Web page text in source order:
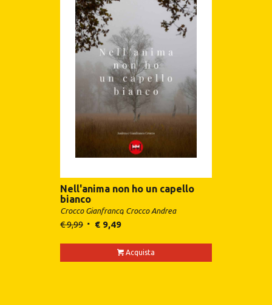
Nell'anima non ho un capello
bianco
Crocco Gianfranco Crocco Andrea
€9,99 €9,49
Acquista